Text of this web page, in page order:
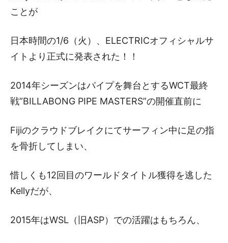
ことが
日本時間の1/6（火）、ELECTRICオフィシャルサ
イトより正式に発表された！！
2014年シーズンはパイプを舞台とするWCT最終
戦”BILLABONG PIPE MASTERS”の開催直前に
Fijiのクラウドブレイクにてサーフィン中に足の指
を骨折してしまい、
惜しくも12回目のワールドタイトル獲得を逃した
Kellyだが、
2015年はWSL（旧ASP）での活躍はもちろん、